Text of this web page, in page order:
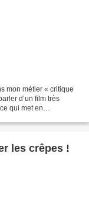
mon métier « critique
d’un film très
qui met en
les crêpes !